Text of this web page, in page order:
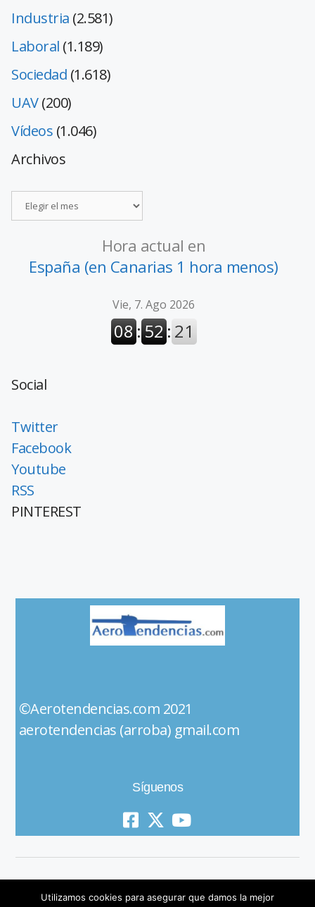
Industria (2.581)
Laboral (1.189)
Sociedad (1.618)
UAV(200)
Vídeos (1.046)
Archivos
Hora actual en
España (en Canarias 1 hora menos)
Social
Twitter
Facebook
Youtube
RSS
PINTEREST
©Aerotendencias.com 2021
aerotendencias (arroba) gmail.com
Síguenos
Utilizamos cookies para asegurar que damos la mejor